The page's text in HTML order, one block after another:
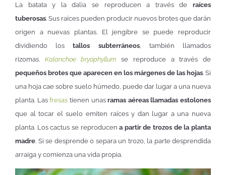
La batata y la dalia se reproducen a través de raíces
tuberosas. Sus raíces pueden producir nuevos brotes que darán
origen a nuevas plantas. El jengibre se puede reproducir
dividiendo lostallos subterráneos, también llamados
rizomas. Kalanchoe bryophyllum se reproduce a través de
pequeños brotes que aparecen en los márgenes de las hojas. Si
una hoja cae sobre suelo húmedo, puede dar lugar a una nueva
planta. Lasfresas tienen unasramas aéreas llamadas estolones
que al tocar el suelo emiten raíces y dan lugar a una nueva
planta. Los cactus se reproducena partir de trozos de la planta
madre. Si se desprende o separa un trozo, la parte desprendida
arraiga y comienza una vida propia.